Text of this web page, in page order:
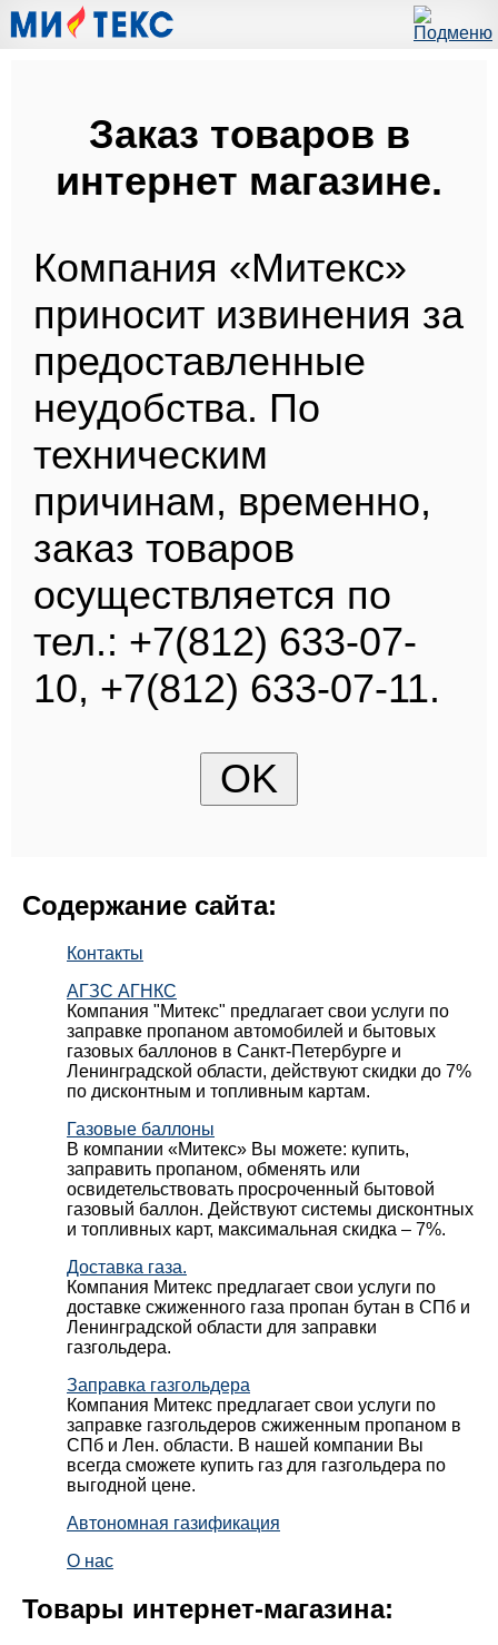
Заказ товаров в
интернет магазине.
Компания «Митекс»
приносит извинения за
предоставленные
неудобства. По
техническим
причинам, временно,
заказ товаров
осуществляется по
тел.: +7(812) 633-07-
10, +7(812) 633-07-11.
Содержание сайта:
Контакты
АГЗС АГНКС
Компания "Митекс" предлагает свои услуги по
заправке пропаном автомобилей и бытовых
газовых баллонов в Санкт-Петербурге и
Ленинградской области, действуют скидки до 7%
по дисконтным и топливным картам.
Газовые баллоны
В компании «Митекс» Вы можете: купить,
заправить пропаном, обменять или
освидетельствовать просроченный бытовой
газовый баллон. Действуют системы дисконтных
и топливных карт, максимальная скидка – 7%.
Доставка газа.
Компания Митекс предлагает свои услуги по
доставке сжиженного газа пропан бутан в СПб и
Ленинградской области для заправки
газгольдера.
Заправка газгольдера
Компания Митекс предлагает свои услуги по
заправке газгольдеров сжиженным пропаном в
СПб и Лен. области. В нашей компании Вы
всегда сможете купить газ для газгольдера по
выгодной цене.
Автономная газификация
О нас
Товары интернет-магазина: